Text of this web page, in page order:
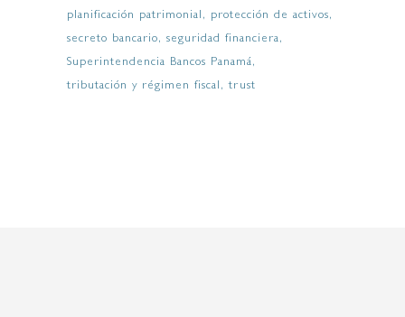
planificación patrimonial
protección de activos
secreto bancario
seguridad financiera
Superintendencia Bancos Panamá
tributación y régimen fiscal
trust